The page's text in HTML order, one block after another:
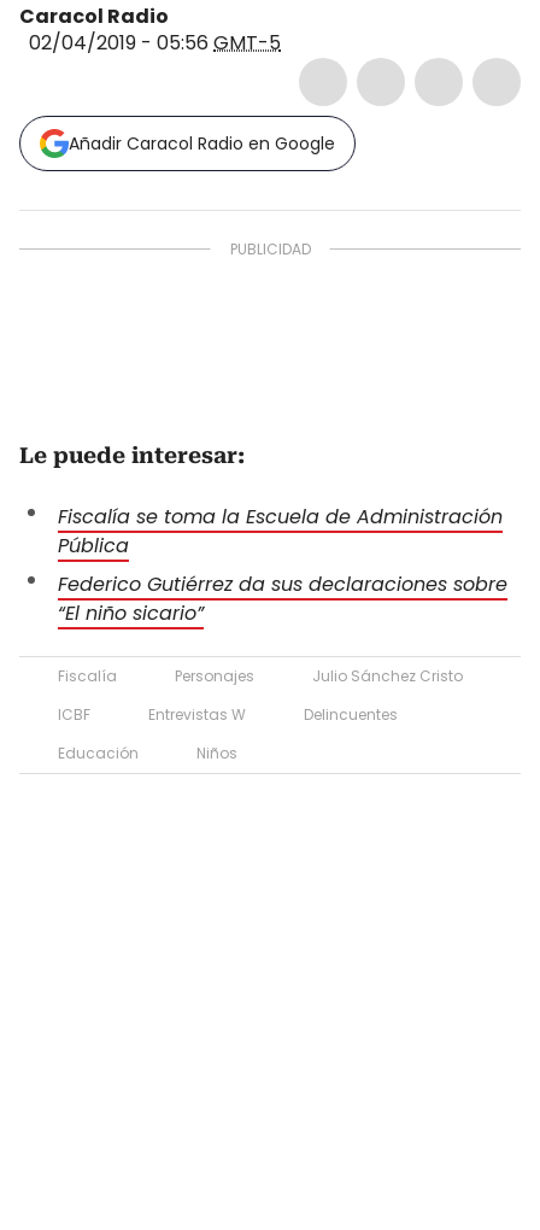
Caracol Radio
02/04/2019 - 05:56 GMT-5
Añadir Caracol Radio en Google
Le puede interesar:
Fiscalía se toma la Escuela de Administración
Pública
Federico Gutiérrez da sus declaraciones sobre
“El niño sicario”
Fiscalía Personajes
Julio Sánchez Cristo
ICBF
Entrevistas W
Delincuentes
Educación
Niños